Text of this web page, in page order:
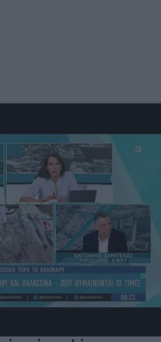
Aθλήτριες
τους για να